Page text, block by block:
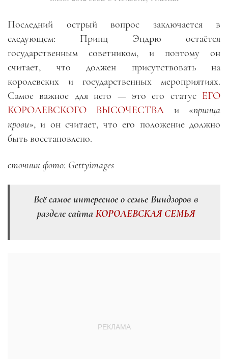
Последний острый вопрос заключается в
следующем: Принц Эндрю остаётся
государственным советником, и поэтому он
считает, что должен присутствовать на
королевских и государственных мероприятиях.
Самое важное для него — это его статус ЕГО
КОРОЛЕВСКОГО ВЫСОЧЕСТВА и «принца
крови», и он считает, что его положение должно
быть восстановлено.
сточник фото: Gettyimages
Всё самое интересное о семье Виндзоров в
разделе сайта КОРОЛЕВСКАЯ СЕМЬЯ